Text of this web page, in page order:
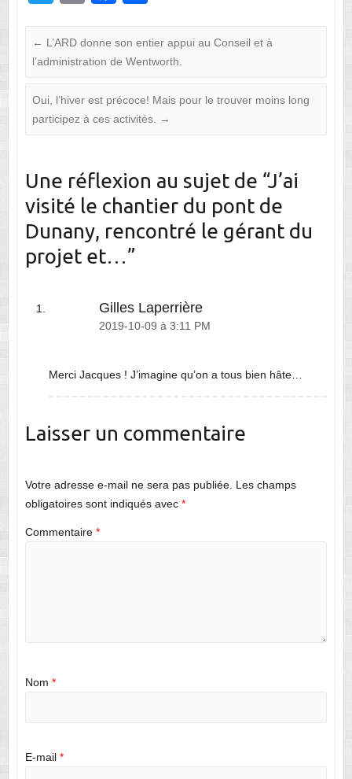
tt
er
ail c
e
b
o
k
ta
g
er
← L’ARD donne son entier appui au Conseil et à
l’administration de Wentworth.
Oui, l’hiver est précoce! Mais pour le trouver moins long
participez à ces activités.
→
Une réflexion au sujet de “J’ai
visité le chantier du pont de
Dunany, rencontré le gérant du
projet et…”
Gilles Laperrière
2019-10-09 à 3:11 PM
Merci Jacques ! J’imagine qu’on a tous bien hâte…
Laisser un commentaire
Votre adresse e-mail ne sera pas publiée. Les champs
obligatoires sont indiqués avec *
Commentaire *
Nom *
E-mail *